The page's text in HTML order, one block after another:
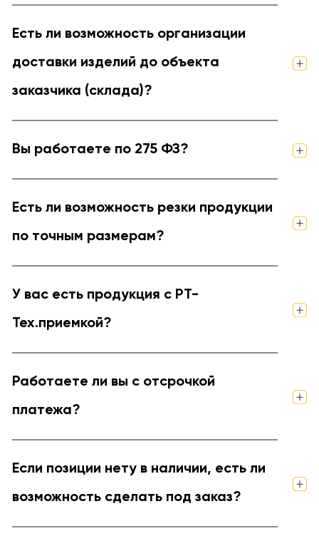
Есть ли возможность организации
доставки изделий до объекта
заказчика (склада)?
Вы работаете по 275 ФЗ?
Есть ли возможность резки продукции
по точным размерам?
У вас есть продукция с РТ-
Тех.приемкой?
Работаете ли вы с отсрочкой
платежа?
Если позиции нету в наличии, есть ли
возможность сделать под заказ?